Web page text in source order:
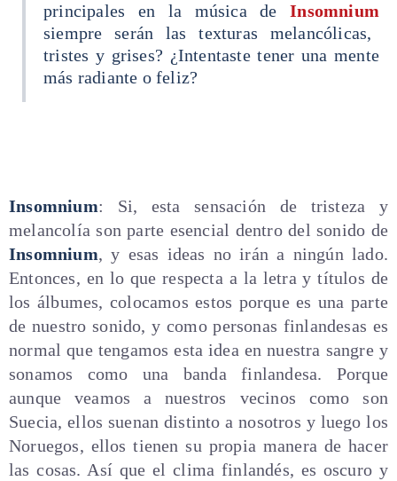
principales en la música deInsomnium
siempre serán las texturas melancólicas,
tristes y grises? ¿Intentaste tener una mente
más radiante o feliz?
Insomnium: Si, esta sensación de tristeza y
melancolía son parte esencial dentro del sonido de
Insomnium, y esas ideas no irán a ningún lado.
Entonces, en lo que respecta a la letra y títulos de
los álbumes, colocamos estos porque es una parte
de nuestro sonido, y como personas finlandesas es
normal que tengamos esta idea en nuestra sangre y
sonamos como una banda finlandesa. Porque
aunque veamos a nuestros vecinos como son
Suecia, ellos suenan distinto a nosotros y luego los
Noruegos, ellos tienen su propia manera de hacer
las cosas. Así que el clima finlandés, es oscuro y